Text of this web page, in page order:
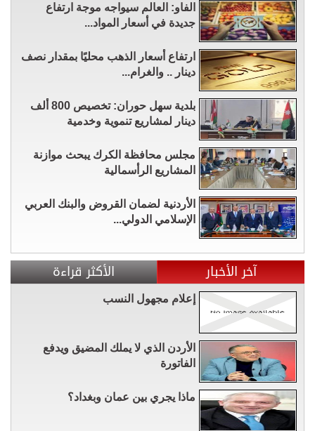
الفاو: العالم سيواجه موجة ارتفاع
جديدة في أسعار المواد...
ارتفاع أسعار الذهب محليًا بمقدار نصف
دينار .. والغرام...
بلدية سهل حوران: تخصيص 800 ألف
دينار لمشاريع تنموية وخدمية
مجلس محافظة الكرك يبحث موازنة
المشاريع الرأسمالية
الأردنية لضمان القروض والبنك العربي
الإسلامي الدولي...
آخر الأخبار الأكثر قراءة
إعلام مجهول النسب
الأردن الذي لا يملك المضيق ويدفع
الفاتورة
ماذا يجري بين عمان وبغداد؟